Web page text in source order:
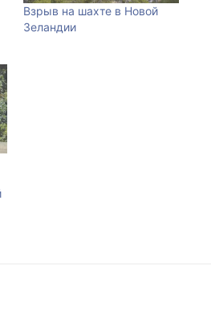
Взрыв на шахте в Новой
Зеландии